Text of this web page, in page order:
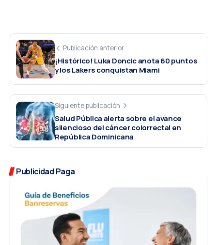
Publicación anterior
¡Histórico! Luka Doncic anota 60 puntos
y los Lakers conquistan Miami
Siguiente publicación
Salud Pública alerta sobre el avance
silencioso del cáncer colorrectal en
República Dominicana
Publicidad Paga